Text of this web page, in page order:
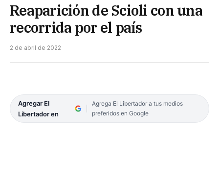
Reaparición de Scioli con una
recorrida por el país
2 de abril de 2022
Agregar El
Libertador en
Agrega El Libertador a tus medios
preferidos en Google